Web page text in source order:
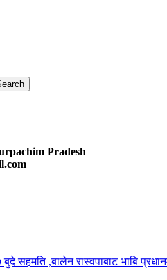
Pradesh